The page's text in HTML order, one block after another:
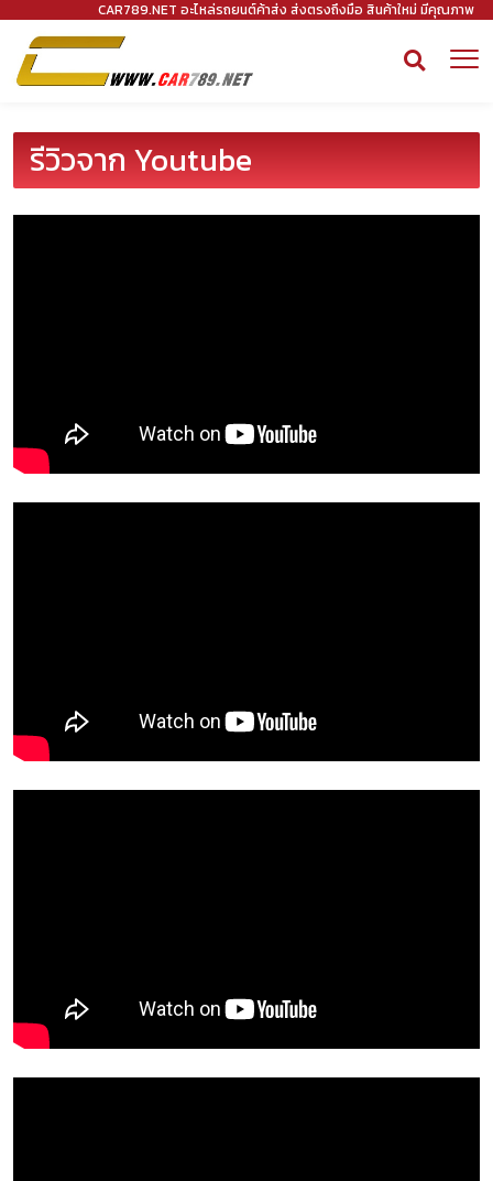
CAR789.NET อะไหล่รถยนต์ค้าส่ง ส่งตรงถึงมือ สินค้าใหม่ มีคุณภาพ
รีวิวจาก Youtube